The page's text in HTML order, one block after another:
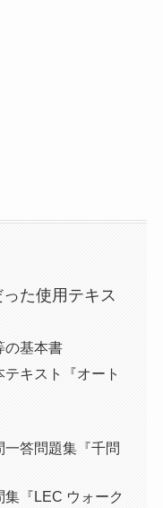
た使用テキス
の基本書
キスト『オート
答問題集『千問
『LEC ウォーク